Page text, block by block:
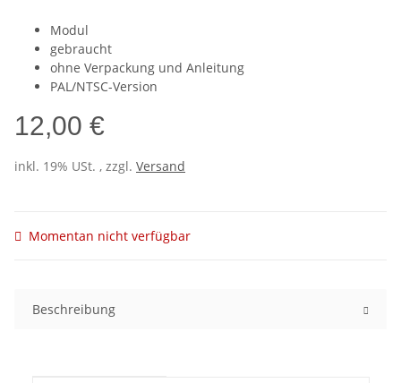
Modul
gebraucht
ohne Verpackung und Anleitung
PAL/NTSC-Version
12,00 €
inkl. 19% USt. , zzgl. Versand
Momentan nicht verfügbar
Beschreibung